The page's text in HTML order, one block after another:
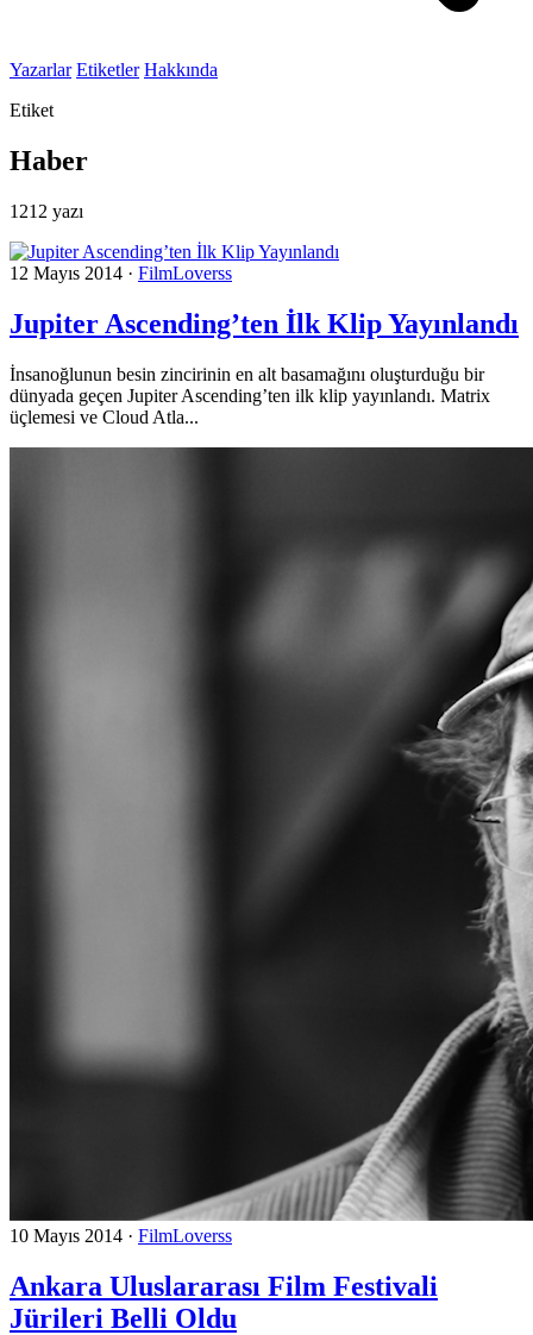
Yazarlar Etiketler Hakkında
Etiket
Haber
1212 yazı
12 Mayıs 2014 · FilmLoverss
Jupiter Ascending’ten İlk Klip Yayınlandı
İnsanoğlunun besin zincirinin en alt basamağını oluşturduğu bir
dünyada geçen Jupiter Ascending’ten ilk klip yayınlandı. Matrix
üçlemesi ve Cloud Atla...
10 Mayıs 2014 · FilmLoverss
Ankara Uluslararası Film Festivali
Jürileri Belli Oldu